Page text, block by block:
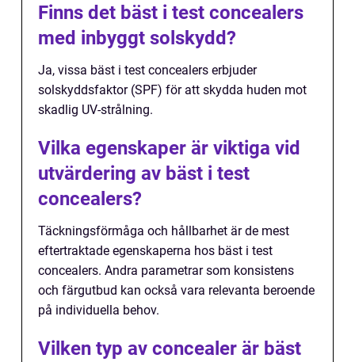
Finns det bäst i test concealers
med inbyggt solskydd?
Ja, vissa bäst i test concealers erbjuder
solskyddsfaktor (SPF) för att skydda huden mot
skadlig UV-strålning.
Vilka egenskaper är viktiga vid
utvärdering av bäst i test
concealers?
Täckningsförmåga och hållbarhet är de mest
eftertraktade egenskaperna hos bäst i test
concealers. Andra parametrar som konsistens
och färgutbud kan också vara relevanta beroende
på individuella behov.
Vilken typ av concealer är bäst